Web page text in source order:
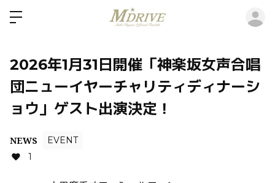
2026年1月31日開催「神楽坂女声合唱
団ニューイヤーチャリティディナーシ
ョウ」ゲスト出演決定！
NEWS
EVENT
1